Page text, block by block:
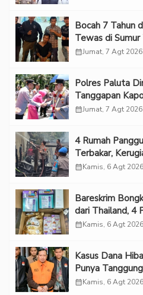
Bocah 7 Tahun
Tewas di
Kekerasan
calendar_monthJumat, 7 Agt 2026
Polres Paluta
Tanggapan
calendar_monthJumat, 7 Agt 2026
‎4 Rumah
Terbakar,
calendar_monthKamis, 6 Agt 2026
Bareskrim
dari Thailand, 4
calendar_monthKamis, 6 Agt 2026
Kasus Dana
Punya
calendar_monthKamis, 6 Agt 2026